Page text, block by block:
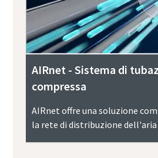
AIRnet - Sistema di
compressa
AIRnet offre una soluzione
la rete di distribuzione dell'aria